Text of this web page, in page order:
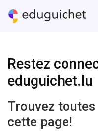
Restez
eduguichet.lu
Trouvez
cette page!